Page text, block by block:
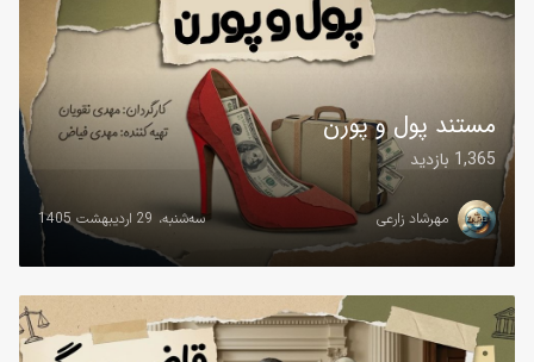
مستند پول و پورن
1,365 بازدید
مهرشاد زارعی سه‌شنبه، 29 اردیبهشت 1405